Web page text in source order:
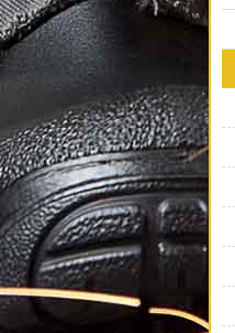
Lue lisää